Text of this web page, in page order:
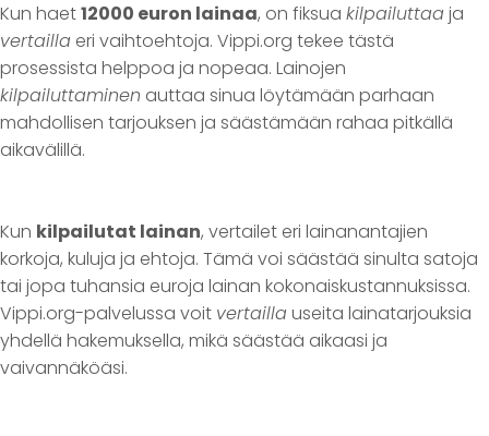
Kun haet12000 euron lainaa, on fiksua kilpailuttaaja
vertailla eri vaihtoehtoja. Vippi.org tekee tästä
prosessista helppoa ja nopeaa. Lainojen
kilpailuttaminen auttaa sinua löytämään parhaan
mahdollisen tarjouksen ja säästämään rahaa pitkällä
aikavälillä.
Kun kilpailutat lainan, vertailet eri lainanantajien
korkoja, kuluja ja ehtoja. Tämä voi säästää sinulta satoja
tai jopa tuhansia euroja lainan kokonaiskustannuksissa.
Vippi.org-palvelussa voit vertaillauseita lainatarjouksia
yhdellä hakemuksella, mikä säästää aikaasi ja
vaivannäköäsi.